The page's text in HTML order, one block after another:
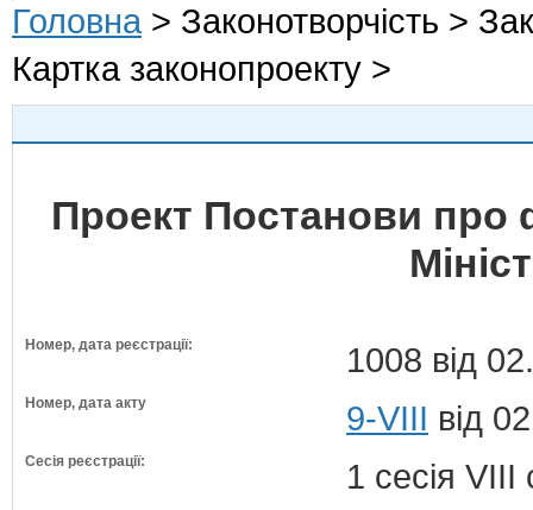
Головна > Законотворчість >
Картка законопроекту >
Проект Постанови про
Номер, дата реєстрації: 1008 від
Номер, дата акту 9-VIII від
Сесія реєстрації: 1 сесія VIII